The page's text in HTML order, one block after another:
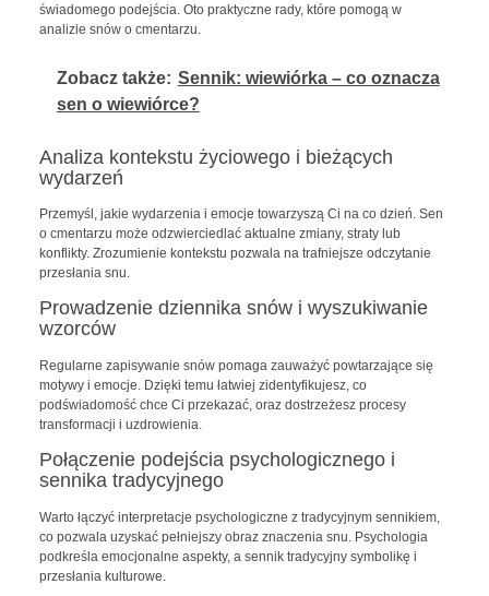
świadomego podejścia. Oto praktyczne rady, które pomogą w
analizie snów o cmentarzu.
Zobacz także: Sennik: wiewiórka – co oznacza
sen o wiewiórce?
Analiza kontekstu życiowego i bieżących
wydarzeń
Przemyśl, jakie wydarzenia i emocje towarzyszą Ci na co dzień. Sen
o cmentarzu może odzwierciedlać aktualne zmiany, straty lub
konflikty. Zrozumienie kontekstu pozwala na trafniejsze odczytanie
przesłania snu.
Prowadzenie dziennika snów i wyszukiwanie
wzorców
Regularne zapisywanie snów pomaga zauważyć powtarzające się
motywy i emocje. Dzięki temu łatwiej zidentyfikujesz, co
podświadomość chce Ci przekazać, oraz dostrzeżesz procesy
transformacji i uzdrowienia.
Połączenie podejścia psychologicznego i
sennika tradycyjnego
Warto łączyć interpretacje psychologiczne z tradycyjnym sennikiem,
co pozwala uzyskać pełniejszy obraz znaczenia snu. Psychologia
podkreśla emocjonalne aspekty, a sennik tradycyjny symbolikę i
przesłania kulturowe.